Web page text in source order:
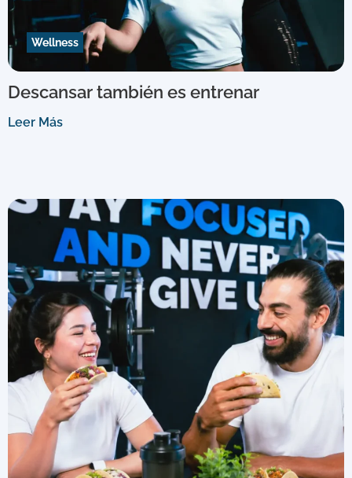
Wellness
Descansar también es entrenar
Leer Más